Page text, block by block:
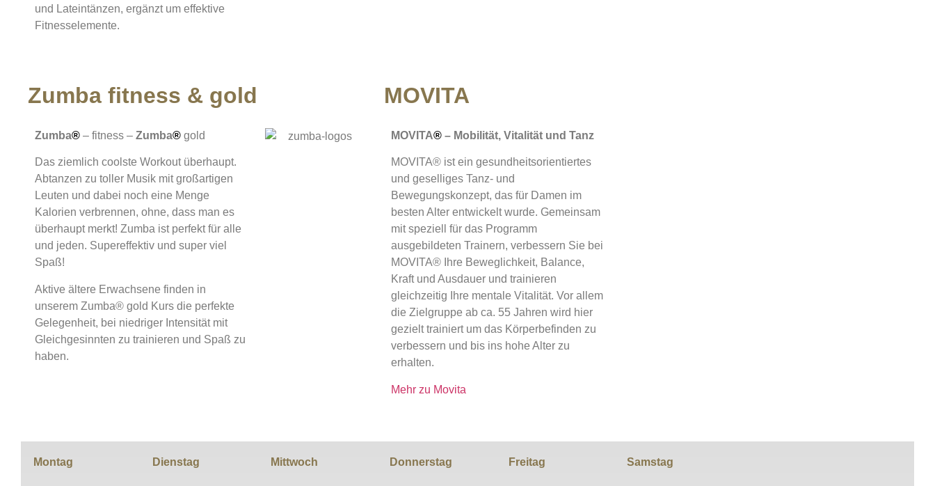
und Lateintänzen, ergänzt um effektive
Fitnesselemente.
Zumba fitness & gold
Zumba® – fitness – Zumba® gold
Das ziemlich coolste Workout überhaupt.
Abtanzen zu toller Musik mit großartigen
Leuten und dabei noch eine Menge
Kalorien verbrennen, ohne, dass man es
überhaupt merkt! Zumba ist perfekt für alle
und jeden. Supereffektiv und super viel
Spaß!
Aktive ältere Erwachsene finden in
unserem Zumba® gold Kurs die perfekte
Gelegenheit, bei niedriger Intensität mit
Gleichgesinnten zu trainieren und Spaß zu
haben.
MOVITA
MOVITA® – Mobilität, Vitalität und Tanz
MOVITA® ist ein gesundheitsorientiertes
und geselliges Tanz- und
Bewegungskonzept, das für Damen im
besten Alter entwickelt wurde. Gemeinsam
mit speziell für das Programm
ausgebildeten Trainern, verbessern Sie bei
MOVITA® Ihre Beweglichkeit, Balance,
Kraft und Ausdauer und trainieren
gleichzeitig Ihre mentale Vitalität. Vor allem
die Zielgruppe ab ca. 55 Jahren wird hier
gezielt trainiert um das Körperbefinden zu
verbessern und bis ins hohe Alter zu
erhalten.
Mehr zu Movita
Montag Dienstag Mittwoch Donnerstag Freitag Samstag